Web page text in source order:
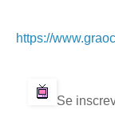
https://
Se